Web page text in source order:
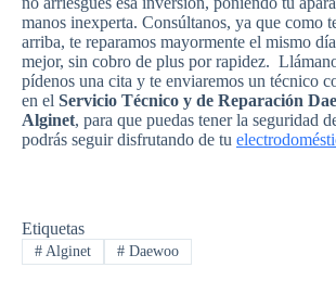
manos inexperta. Consúltanos, ya que como
arriba, te reparamos mayormente el mismo
mejor, sin cobro de plus por rapidez.
pídenos una cita y te enviaremos un técnico
en el Servicio Técnico y de Reparación
Alginet, para que puedas tener la seguridad
podrás seguir disfrutando de tu
Etiquetas
#Alginet #Daewoo